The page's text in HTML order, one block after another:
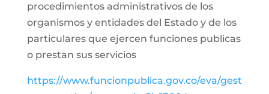
procedimientos administrativos de los
organismos y entidades del Estado y de los
particulares que ejercen funciones publicas
o prestan sus servicios
https://www.funcionpublica.gov.co/eva/gest